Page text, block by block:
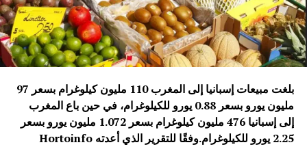
بلغت مبيعات إسبانيا إلى المغرب 110 مليون كيلوغرام بسعر 97
مليون يورو بسعر 0.88 يورو للكيلوغرام، في حين باع المغرب
إلى إسبانيا 476 مليون كيلوغرام بسعر 1.072 مليون يورو بسعر
2.25 يورو للكيلوغرام
.وفقًا للتقرير الذي أعدته Hortoinfo